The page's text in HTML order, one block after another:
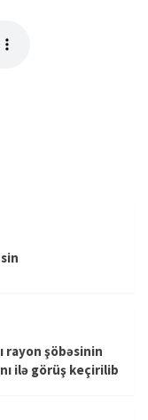
rayon şöbəsinin
ilə görüş keçirilib